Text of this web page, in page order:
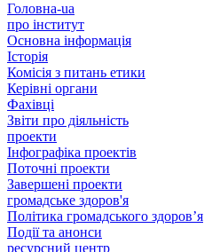
Головна-ua
про інститут
Основна інформація
Історія
Комісія з питань етики
Керівні органи
Фахівці
Звіти про діяльність
проекти
Інфографіка проектів
Поточні проекти
Завершені проекти
громадське здоров'я
Політика громадського здоров’я
Події та анонси
ресурсний центр